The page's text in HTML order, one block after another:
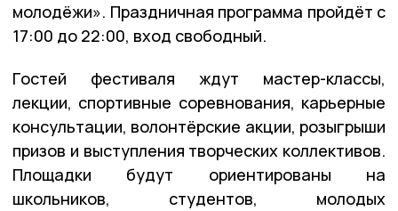
молодёжи». Праздничная программа пройдёт с
17:00 до 22:00, вход свободный.
Гостей фестиваля ждут мастер-классы,
лекции, спортивные соревнования, карьерные
консультации, волонтёрские акции, розыгрыши
призов и выступления творческих коллективов.
Площадки будут ориентированы на
школьников, студентов, молодых